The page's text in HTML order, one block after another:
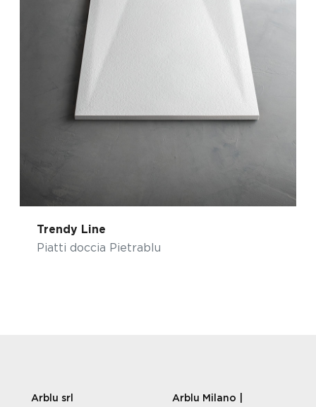
Trendy Line
Piatti doccia Pietrablu
Arblu srl
Arblu Milano |